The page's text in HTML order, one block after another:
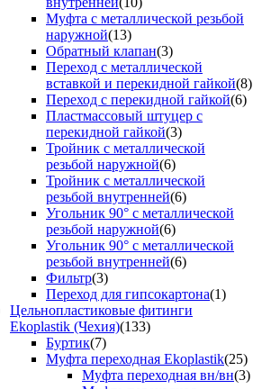
Муфта с металлической резьбой
наружной(13)
Обратный клапан(3)
Переход с металлической
вставкой и перекидной гайкой(8)
Переход с перекидной гайкой(6)
Пластмассовый штуцер с
перекидной гайкой(3)
Тройник с металлической
резьбой наружной(6)
Тройник с металлической
резьбой внутренней(6)
Угольник 90° с металлической
резьбой наружной(6)
Угольник 90° с металлической
резьбой внутренней(6)
Фильтр(3)
Переход для гипсокартона(1)
Цельнопластиковые фитинги
Ekoplastik (Чехия)(133)
Буртик(7)
Муфта переходная Ekoplastik(25)
Муфта переходная вн/вн(3)